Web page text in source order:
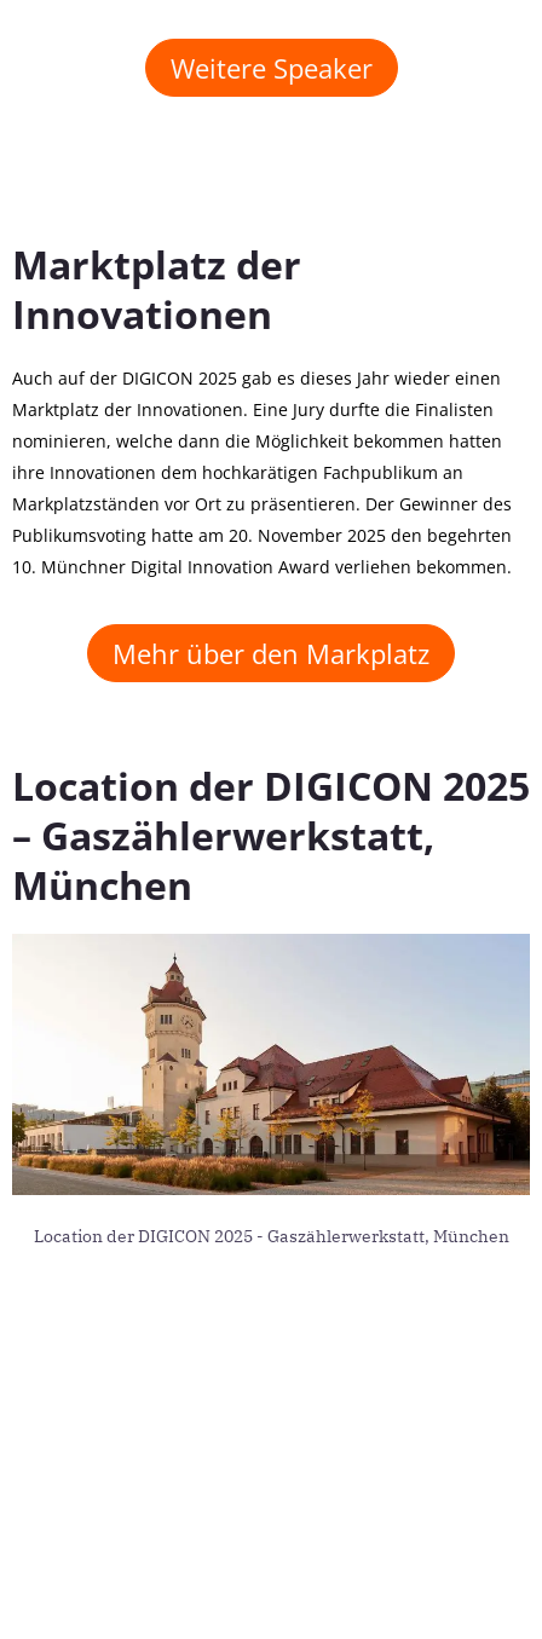
Weitere Speaker
Marktplatz der
Innovationen
Auch auf der DIGICON 2025 gab es dieses Jahr wieder einen
Marktplatz der Innovationen. Eine Jury durfte die Finalisten
nominieren, welche dann die Möglichkeit bekommen hatten
ihre Innovationen dem hochkarätigen Fachpublikum an
Markplatzständen vor Ort zu präsentieren. Der Gewinner des
Publikumsvoting hatte am 20. November 2025 den begehrten
10. Münchner Digital Innovation Award verliehen bekommen.
Mehr über den Markplatz
Location der DIGICON 2025
– Gaszählerwerkstatt,
München
Location der DIGICON 2025 - Gaszählerwerkstatt, München